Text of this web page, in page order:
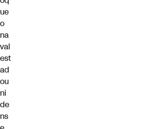
ue
o
na
val
est
ad
ou
ni
de
ns